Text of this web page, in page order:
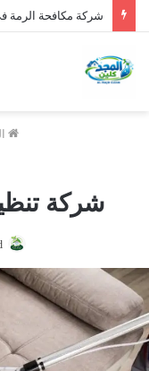
شركة تنظيف سجاد الشارقة
شركة